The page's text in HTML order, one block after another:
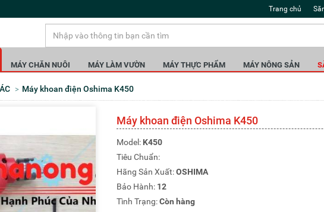
Trang chủ
MÁY CHĂN NUÔI MÁY LÀM VƯỜN MÁY THỰC PHẨM MÁY NÔNG SẢN
Máy khoan điện Oshima K450
Máy khoan điện Oshima K450
Model: K450
Tiêu Chuẩn:
Hãng Sản Xuất:OSHIMA
Bảo Hành: 12
Tình Trạng:Còn hàng